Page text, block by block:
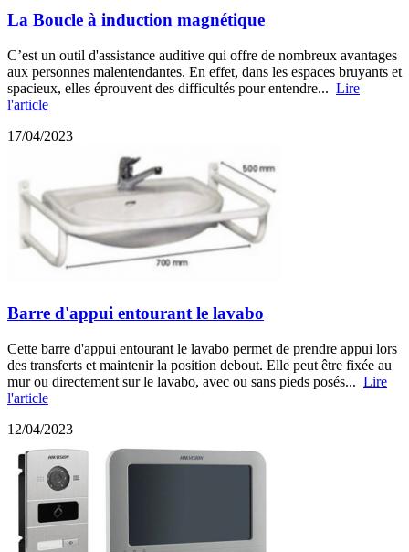
La Boucle à induction magnétique
C’est un outil d'assistance auditive qui offre de nombreux avantages
aux personnes malentendantes. En effet, dans les espaces bruyants et
spacieux, elles éprouvent des difficultés pour entendre... Lire
l'article
17/04/2023
Barre d'appui entourant le lavabo
Cette barre d'appui entourant le lavabo permet de prendre appui lors
des transferts et maintenir la position debout. Elle peut être fixée au
mur ou directement sur le lavabo, avec ou sans pieds posés... Lire
l'article
12/04/2023